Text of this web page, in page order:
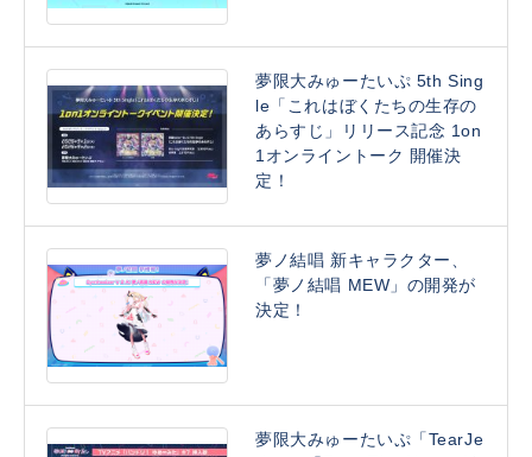
夢限大みゅーたいぷ 5th Sing
le「これはぼくたちの生存の
あらすじ」リリース記念 1on
1オンライントーク 開催決
定！
夢ノ結唱 新キャラクター、
「夢ノ結唱 MEW」の開発が
決定！
夢限大みゅーたいぷ「TearJe